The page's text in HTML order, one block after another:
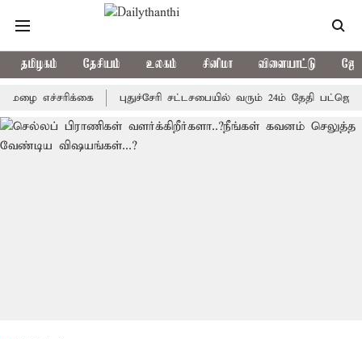
தமிழகம் தேசியம் உலகம் சினிமா விளையாட்டு
புதுச்சேரி சட்டசபையில் வரும் 24ம் தேதி பட்ஜெட்